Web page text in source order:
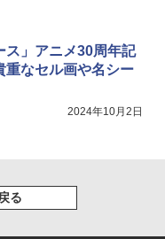
ス」アニメ30周年記
重なセル画や名シー
2024年10月2日
る